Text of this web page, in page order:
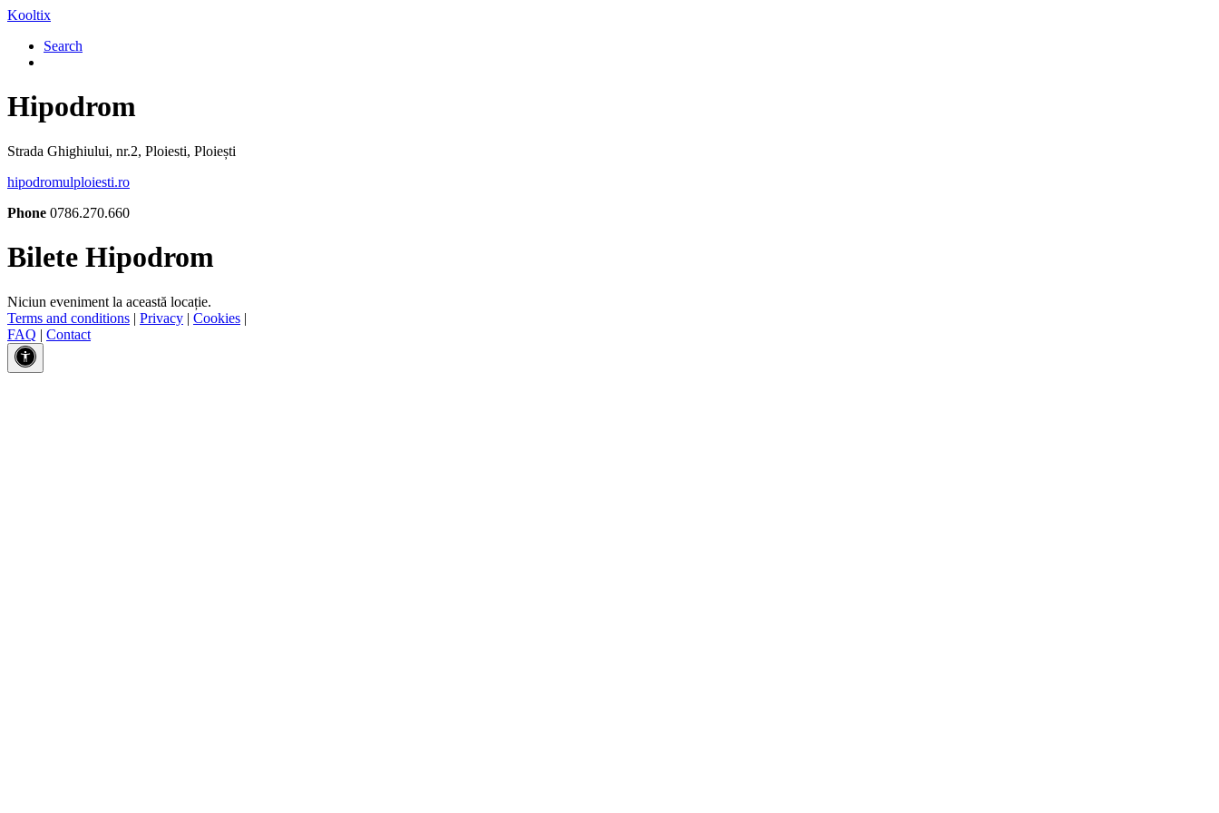
Kooltix
Search
Hipodrom
Strada Ghighiului, nr.2, Ploiesti, Ploiești
hipodromulploiesti.ro
Phone 0786.270.660
Bilete Hipodrom
Niciun eveniment la această locație.
Terms and conditions | Privacy | Cookies |
FAQ | Contact